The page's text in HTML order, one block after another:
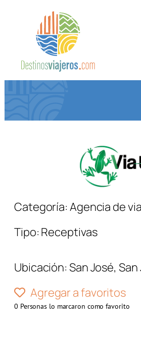
Categoría: Agencia de
Tipo: Receptivas
Ubicación: San José,
Agregar a favoritos
0 Personas lo marcaron como favorito